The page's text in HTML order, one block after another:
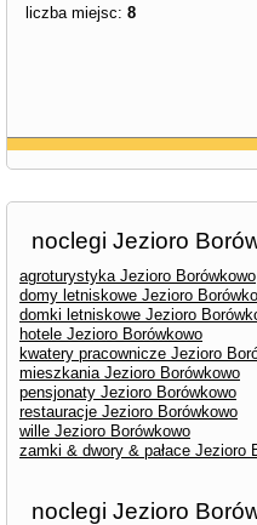
liczba miejsc: 8
noclegi Jezioro
agroturystyka Jezioro Borówkowo
domy letniskowe Jezioro
domki letniskowe Jezioro
hotele Jezioro Borówkowo
kwatery pracownicze Jezioro
mieszkania Jezioro Borówkowo
pensjonaty Jezioro Borówkowo
restauracje Jezioro Borówkowo
wille Jezioro Borówkowo
zamki & dwory & pałace Jezioro
noclegi Jezioro